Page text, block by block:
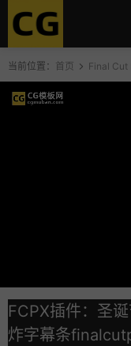
当前位置： 首页 Final Cut
FCPX插件：圣
炸字幕条